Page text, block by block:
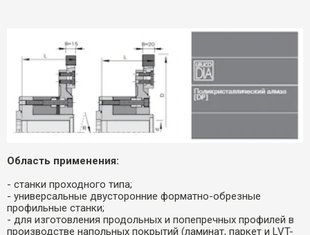
Область применения:
- станки проходного типа;
- универсальные двусторонние форматно-обрезные
профильные станки;
- для изготовления продольных и попепречных профилей в
производстве напольных покрытий (ламинат, паркет и LVT-